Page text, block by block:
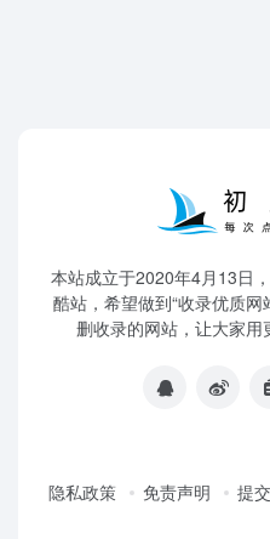
本站成立于2020年4月13日
酷站，希望做到“收录优质
删收录的网站，让大家
隐私政策 免责声明 提